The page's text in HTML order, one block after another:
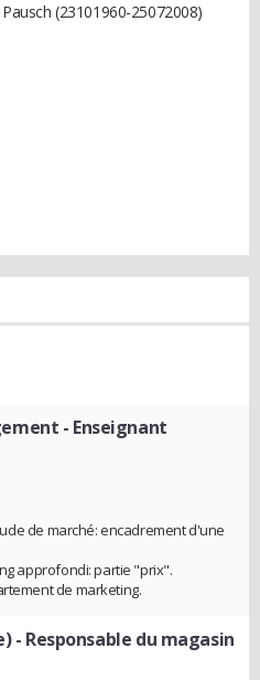
(23101960-25072008)
- Enseignant
de marché: encadrement d'une
approfondi: partie "prix".
de marketing.
- Responsable du magasin